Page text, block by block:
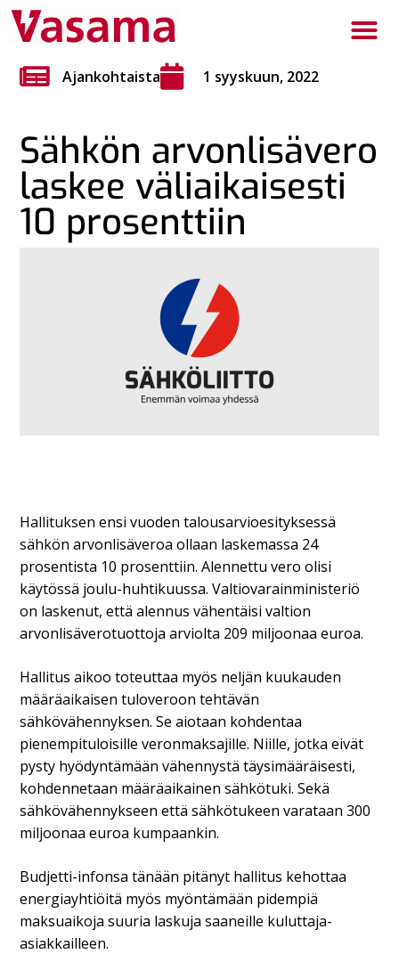
Ajankohtaista 1 syyskuun, 2022
Sähkön arvonlisävero
laskee väliaikaisesti
10 prosenttiin
Hallituksen ensi vuoden talousarvioesityksessä
sähkön arvonlisäveroa ollaan laskemassa 24
prosentista 10 prosenttiin. Alennettu vero olisi
käytössä joulu-huhtikuussa. Valtiovarainministeriö
on laskenut, että alennus vähentäisi valtion
arvonlisäverotuottoja arviolta 209 miljoonaa euroa.
Hallitus aikoo toteuttaa myös neljän kuukauden
määräaikaisen tuloveroon tehtävän
sähkövähennyksen. Se aiotaan kohdentaa
pienempituloisille veronmaksajille. Niille, jotka eivät
pysty hyödyntämään vähennystä täysimääräisesti,
kohdennetaan määräaikainen sähkötuki. Sekä
sähkövähennykseen että sähkötukeen varataan 300
miljoonaa euroa kumpaankin.
Budjetti-infonsa tänään pitänyt hallitus kehottaa
energiayhtiöitä myös myöntämään pidempiä
maksuaikoja suuria laskuja saaneille kuluttaja-
asiakkailleen.